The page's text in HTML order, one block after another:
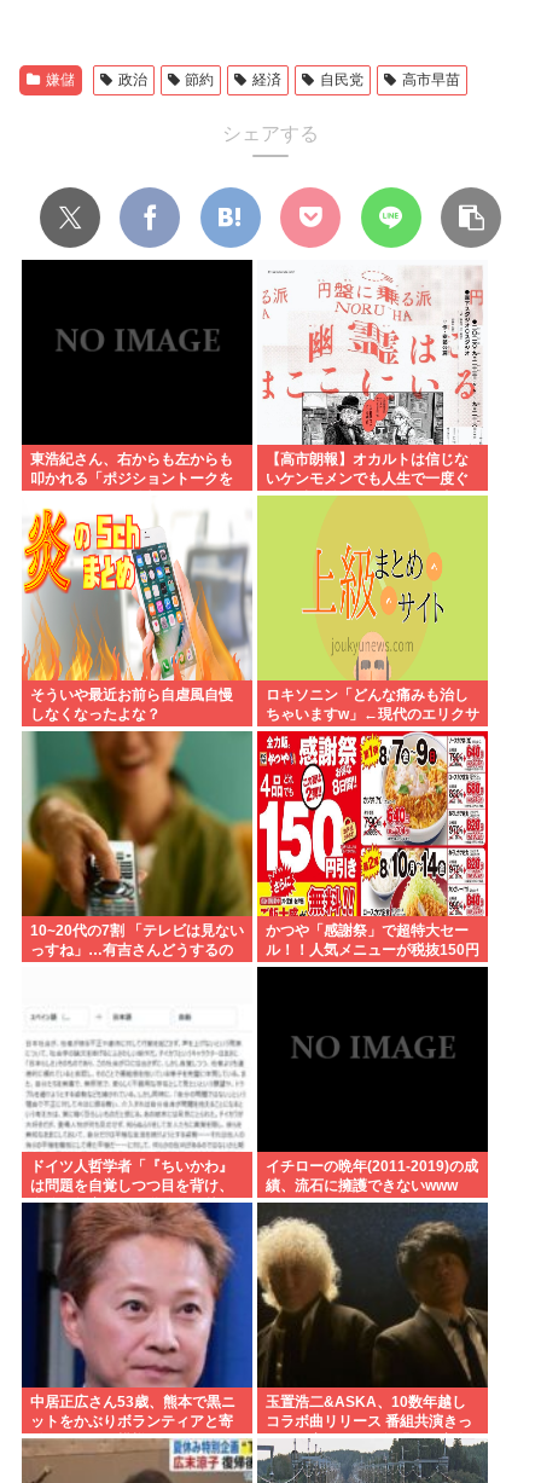
嫌儲 政治 節約 経済 自民党 高市早苗
シェアする
東浩紀さん、右からも左からも
叩かれる「ポジショントークを
擁護されるwww
【高市朗報】オカルトは信じな
いケンモメンでも人生で一度ぐ
らい"超自然的な体験"した事あ
そういや最近お前ら自虐風自慢
しなくなったよな？
ロキソニン「どんな痛みも治し
ちゃいますw」←現代のエリクサ
ーやろ…
10~20代の7割 「テレビは見ない
っすね」…有吉さんどうするの
かつや「感謝祭」で超特大セー
ル！！人気メニューが税抜150円
引き！！！
ドイツ人哲学者「『ちいかわ』
は問題を自覚しつつ目を背け、
自分は無害という道徳的優越
感、堕落する国家日本そのもの
だ」
イチローの晩年(2011-2019)の成
績、流石に擁護できないwww
中居正広さん53歳、熊本で黒ニ
ットをかぶりボランティアと寄
付をしている模様
玉置浩二&ASKA、10数年越し
コラボ曲リリース 番組共演きっ
かけで実現…同い年盟友の完全
合作